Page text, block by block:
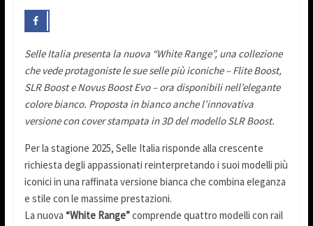
Selle Italia presenta la nuova “White Range”, una collezione
che vede protagoniste le sue selle più iconiche – Flite Boost,
SLR Boost e Novus Boost Evo – ora disponibili nell’elegante
colore bianco. Proposta in bianco anche l’innovativa
versione con cover stampata in 3D del modello SLR Boost.
Per la stagione 2025, Selle Italia risponde alla crescente
richiesta degli appassionati reinterpretando i suoi modelli più
iconici in una raffinata versione bianca che combina eleganza
e stile con le massime prestazioni.
La nuova “White Range”comprende quattro modelli con rail